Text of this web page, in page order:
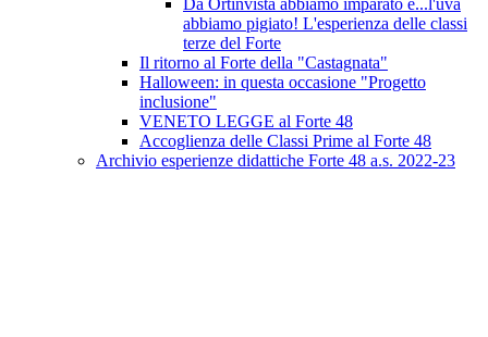
Da Ortinvista abbiamo imparato e...l'uva
abbiamo pigiato! L'esperienza delle classi
terze del Forte
Il ritorno al Forte della "Castagnata"
Halloween: in questa occasione "Progetto
inclusione"
VENETO LEGGE al Forte 48
Accoglienza delle Classi Prime al Forte 48
Archivio esperienze didattiche Forte 48 a.s. 2022-23